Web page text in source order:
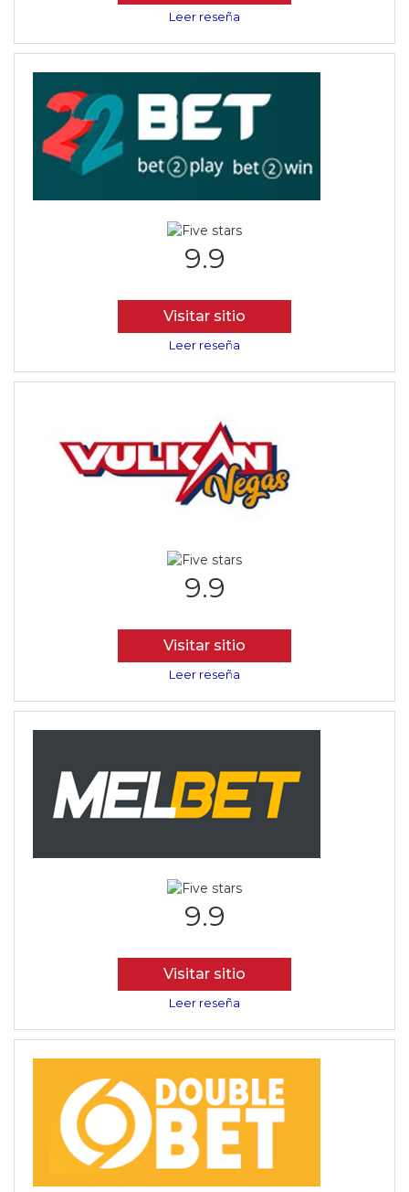
Leer reseña
9.9
Visitar sitio
Leer reseña
9.9
Visitar sitio
Leer reseña
9.9
Visitar sitio
Leer reseña